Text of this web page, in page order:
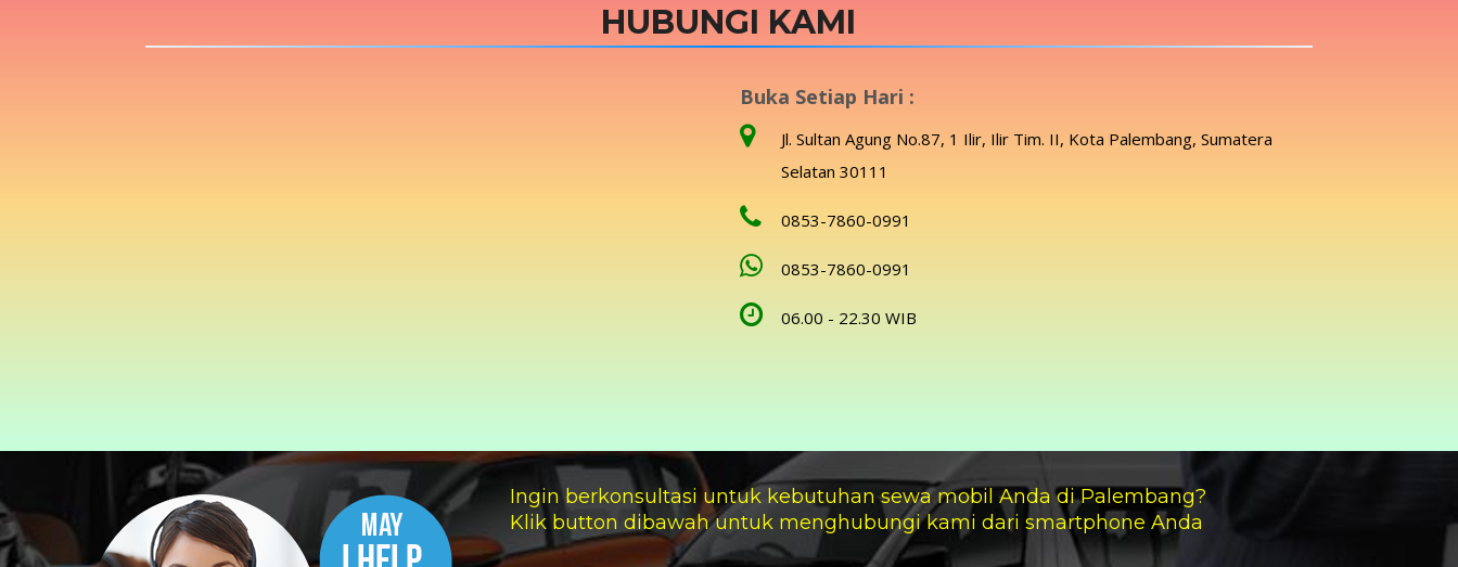
HUBUNGI KAMI
Buka Setiap Hari :
Jl. Sultan Agung No.87, 1 Ilir, Ilir Tim. II, Kota Palembang, Sumatera
Selatan 30111
0853-7860-0991
0853-7860-0991
06.00 - 22.30 WIB
Ingin berkonsultasi untuk kebutuhan sewa mobil Anda di Palembang?
Klik button dibawah untuk menghubungi kami dari smartphone Anda